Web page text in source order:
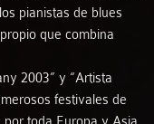
pianistas de blues
que combina
2003” y “Artista
festivales de